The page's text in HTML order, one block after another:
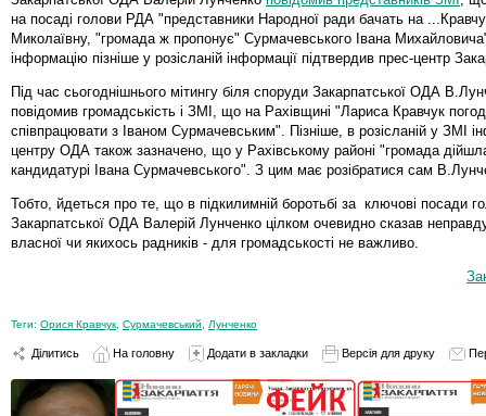
на посаді голови РДА "представники Народної ради бачать на
Миколаївну, "громада ж пропонує" Сурмачевського Івана
інформацію пізніше у розісланій інформації підтвердив прес-центр
Під час сьогоднішнього мітингу біля споруди Закарпатської ОДА
повідомив громадськість і ЗМІ, що на Рахівщині "Лариса Кравчук
співпрацювати з Іваном Сурмачевським". Пізніше, в розісланій у ЗМІ
центру ОДА також зазначено, що у Рахівському районі "громада
кандидатурі Івана Сурмачевського". З цим має розібратися сам
Тобто, йдеться про те, що в підкилимній боротьбі за ключові посади
Закарпатської ОДА Валерій Лунченко цілком очевидно сказав
власної чи якихось радників - для громадськості не важливо.
Теги: Орися Кравчук Сурмачевський Лунченко
Ділитись На головну Додати в закладки Версія для друку